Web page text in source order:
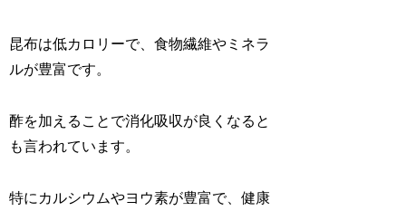
昆布は低カロリーで、食物繊維やミネラ
ルが豊富です。
酢を加えることで消化吸収が良くなると
も言われています。
特にカルシウムやヨウ素が豊富で、健康